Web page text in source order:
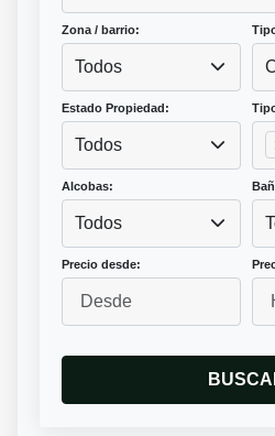
Zona / barrio:
Todos
Estado Propiedad:
Todos
Alcobas:
Todos
Precio desde: